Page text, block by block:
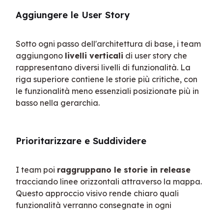
Aggiungere le User Story
Sotto ogni passo dell'architettura di base, i team
aggiungono livelli verticali di user story che
rappresentano diversi livelli di funzionalità. La
riga superiore contiene le storie più critiche, con
le funzionalità meno essenziali posizionate più in
basso nella gerarchia.
Prioritarizzare e Suddividere
I team poi raggruppano le storie in release
tracciando linee orizzontali attraverso la mappa.
Questo approccio visivo rende chiaro quali
funzionalità verranno consegnate in ogni